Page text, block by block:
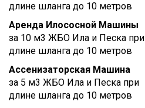
длине шланга до 10 метров
Аренда Илососной Машины
за 10 м3 ЖБО Ила и Песка при
длине шланга до 10 метров
Ассенизаторская Машина
за 5 м3 ЖБО Ила и Песка при
длине шланга до 10 метров